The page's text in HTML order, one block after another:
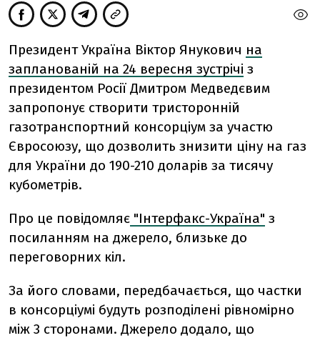
Президент Україна Віктор Янукович на
запланованій на 24 вересня зустрічі з
президентом Росії Дмитром Медведєвим
запропонує створити тристоронній
газотранспортний консорціум за участю
Євросоюзу, що дозволить знизити ціну на газ
для України до 190-210 доларів за тисячу
кубометрів.
Про це повідомляє "Інтерфакс-Україна" з
посиланням на джерело, близьке до
переговорних кіл.
За його словами, передбачається, що частки
в консорціумі будуть розподілені рівномірно
між 3 сторонами. Джерело додало, що